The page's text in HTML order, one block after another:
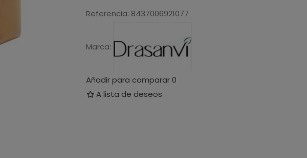
Referencia: 8437006921077
Marca:
Añadir para comparar0
A lista de deseos